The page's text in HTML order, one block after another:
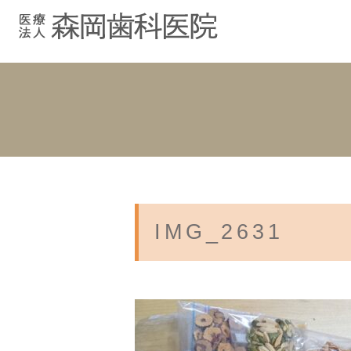
むし歯治療
小児歯科
院長紹介 院内紹介
院長ブログ スタッフブ
IMG_2631